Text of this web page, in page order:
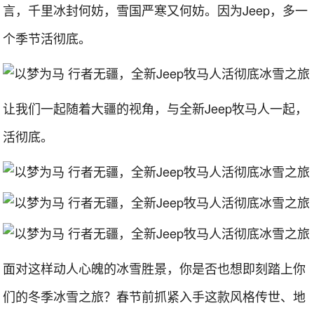
言，千里冰封何妨，雪国严寒又何妨。因为Jeep，多一
个季节活彻底。
让我们一起随着大疆的视角，与全新Jeep牧马人一起，
活彻底。
面对这样动人心魄的冰雪胜景，你是否也想即刻踏上你
们的冬季冰雪之旅？春节前抓紧入手这款风格传世、地